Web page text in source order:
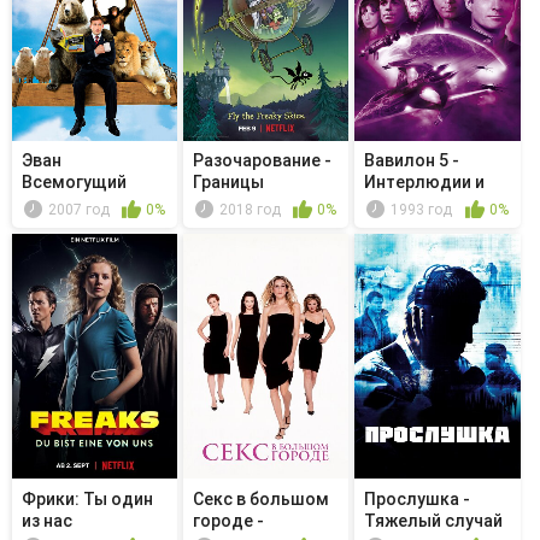
Эван
Всемогущий
2007 год 0%
Разочарование -
Границы
бессмертия
2018 год 0%
Вавилон 5 -
Интерлюдии и
испытания
1993 год 0%
Фрики: Ты один
из нас
Секс в большом
городе -
Прослушка -
Тяжелый случай